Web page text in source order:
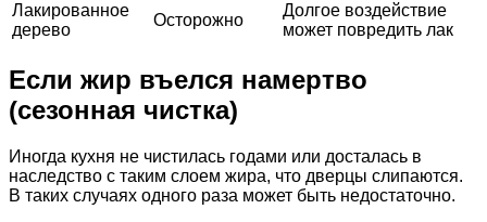
Лакированное
дерево
Осторожно
Долгое воздействие
может повредить лак
Если жир въелся намертво
(сезонная чистка)
Иногда кухня не чистилась годами или досталась в
наследство с таким слоем жира, что дверцы слипаются.
В таких случаях одного раза может быть недостаточно.